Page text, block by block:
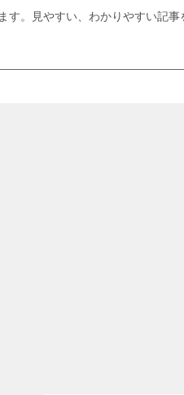
す。見やすい、わかりやすい記事